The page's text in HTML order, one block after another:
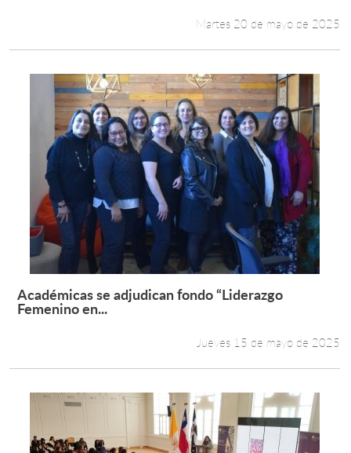
Martes 20 de mayo de 2025
Leer más +
Académicas se adjudican fondo “Liderazgo
Femenino en...
Jueves 15 de mayo de 2025